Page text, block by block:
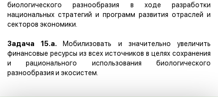
биологического разнообразия в ходе разработки
национальных стратегий и программ развития отраслей и
секторов экономики.
Задача 15.а.Мобилизовать и значительно увеличить
финансовые ресурсы из всех источников в целях сохранения
и рационального использования биологического
разнообразия и экосистем.